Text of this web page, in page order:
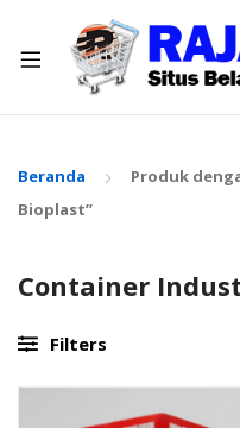
Beranda
Produk
Bioplast”
Container
Filters